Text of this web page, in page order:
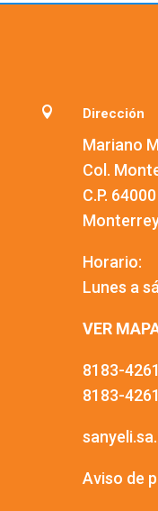
 Dirección
Mariano
Col.
C.P. 64000
Horario:
Lunes a
VER
8183-
8183-
Aviso de